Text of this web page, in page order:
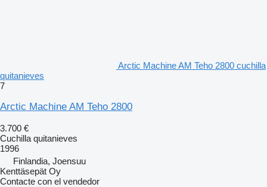
Arctic Machine AM Teho 2800 cuchilla
quitanieves
7
Arctic Machine AM Teho 2800
3.700 €
Cuchilla quitanieves
1996
Finlandia, Joensuu
Kenttäsepät Oy
Contacte con el vendedor